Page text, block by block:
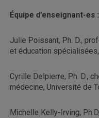
Équipe d’enseignant-es :
Julie Poissant, Ph. D.,
et éducation spécialisées,
Cyrille Delpierre, Ph. D.,
médecine, Université de
Michelle Kelly-Irving,